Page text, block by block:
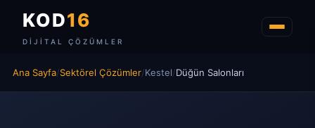
KOD16
DIJITAL ÇÖZÜMLER
Ana Sayfa/Sektörel Çözümler/Kestel/Düğün Salonları